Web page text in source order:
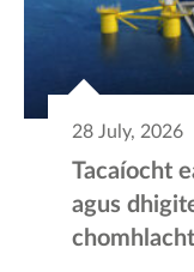
28 July, 2026
Tacaíocht
agus